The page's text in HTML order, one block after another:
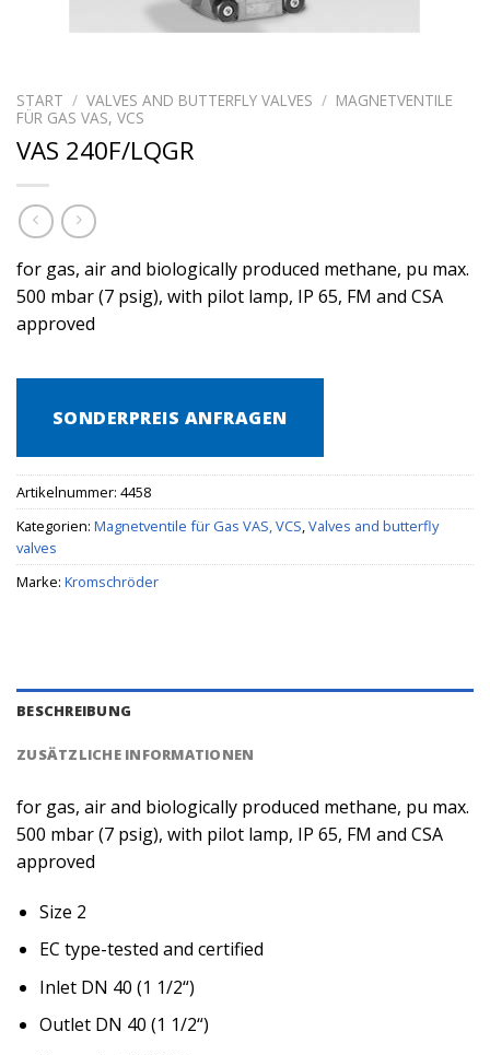
START / VALVES AND BUTTERFLY VALVES / MAGNETVENTILE
FÜR GAS VAS, VCS
VAS 240F/LQGR
for gas, air and biologically produced methane, pu max.
500 mbar (7 psig), with pilot lamp, IP 65, FM and CSA
approved
SONDERPREIS ANFRAGEN
Artikelnummer: 4458
Kategorien: Magnetventile für Gas VAS, VCS,Valves and butterfly
valves
Marke: Kromschröder
BESCHREIBUNG
ZUSÄTZLICHE INFORMATIONEN
for gas, air and biologically produced methane, pu max.
500 mbar (7 psig), with pilot lamp, IP 65, FM and CSA
approved
Size 2
EC type-tested and certified
Inlet DN 40 (1 1/2“)
Outlet DN 40 (1 1/2“)